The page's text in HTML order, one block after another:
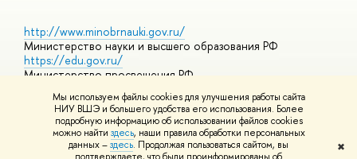
Мы используем файлы cookies для улучшения работы сайта
НИУ ВШЭ и большего удобства его использования. Более
подробную информацию об использовании файлов cookies
можно найти здесь, наши правила обработки персональных
данных –здесь. Продолжая пользоваться сайтом, вы
✖
http://www.minobrnauki.gov.ru/
Министерство науки и высшего образования РФ
https://edu.gov.ru/
Министерство просвещения РФ
https://elearning.hse.ru/mooc
Массовые открытые онлайн-курсы
© НИУ ВШЭ 1993–2026 Адреса и контактыУсловия